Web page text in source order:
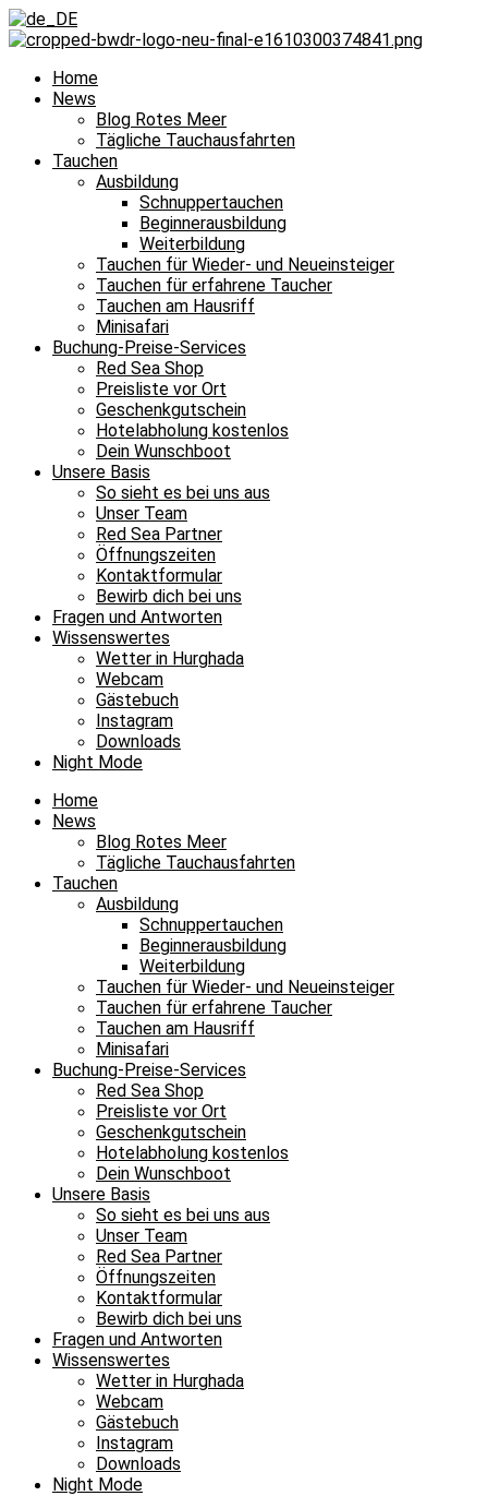
Home
News
Blog Rotes Meer
Tägliche Tauchausfahrten
Tauchen
Ausbildung
Schnuppertauchen
Beginnerausbildung
Weiterbildung
Tauchen für Wieder- und Neueinsteiger
Tauchen für erfahrene Taucher
Tauchen am Hausriff
Minisafari
Buchung-Preise-Services
Red Sea Shop
Preisliste vor Ort
Geschenkgutschein
Hotelabholung kostenlos
Dein Wunschboot
Unsere Basis
So sieht es bei uns aus
Unser Team
Red Sea Partner
Öffnungszeiten
Kontaktformular
Bewirb dich bei uns
Fragen und Antworten
Wissenswertes
Wetter in Hurghada
Webcam
Gästebuch
Instagram
Downloads
Night Mode
Home
News
Blog Rotes Meer
Tägliche Tauchausfahrten
Tauchen
Ausbildung
Schnuppertauchen
Beginnerausbildung
Weiterbildung
Tauchen für Wieder- und Neueinsteiger
Tauchen für erfahrene Taucher
Tauchen am Hausriff
Minisafari
Buchung-Preise-Services
Red Sea Shop
Preisliste vor Ort
Geschenkgutschein
Hotelabholung kostenlos
Dein Wunschboot
Unsere Basis
So sieht es bei uns aus
Unser Team
Red Sea Partner
Öffnungszeiten
Kontaktformular
Bewirb dich bei uns
Fragen und Antworten
Wissenswertes
Wetter in Hurghada
Webcam
Gästebuch
Instagram
Downloads
Night Mode